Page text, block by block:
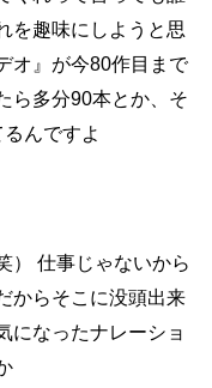
を趣味にしようと思
オ』が今80作目まで
ら多分90本とか、そ
んですよ
） 仕事じゃないから
からそこに没頭出来
になったナレーショ